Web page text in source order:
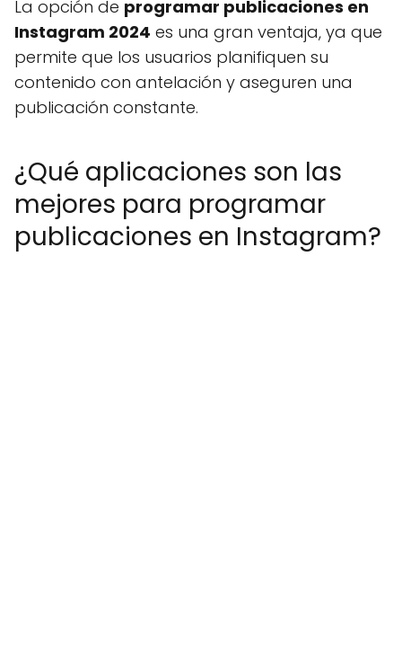
La opción de programar publicaciones en
Instagram 2024 es una gran ventaja, ya que
permite que los usuarios planifiquen su
contenido con antelación y aseguren una
publicación constante.
¿Qué aplicaciones son las
mejores para programar
publicaciones en Instagram?